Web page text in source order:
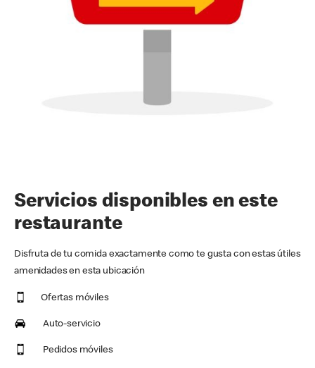
Servicios disponibles en este
restaurante
Disfruta de tu comida exactamente como te gusta con estas útiles
amenidades en esta ubicación
Ofertas móviles
Auto-servicio
Pedidos móviles